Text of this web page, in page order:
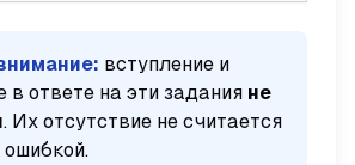
вступление и
в ответе на эти задания не
. Их отсутствие не считается
ошибкой.